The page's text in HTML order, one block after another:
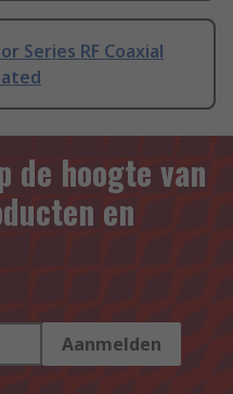
Series RF Coaxial
de hoogte van
en
Aanmelden